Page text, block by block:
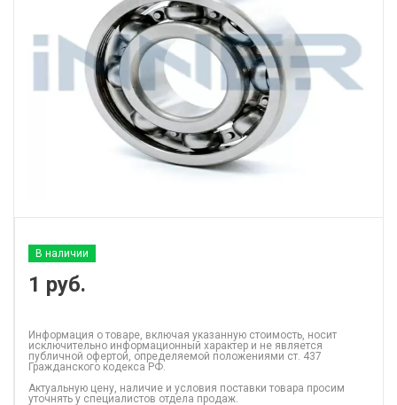
В наличии
1 руб.
Информация о товаре, включая указанную стоимость, носит
исключительно информационный характер и не является
публичной офертой, определяемой положениями ст. 437
Гражданского кодекса РФ.
Актуальную цену, наличие и условия поставки товара просим
уточнять у специалистов отдела продаж.